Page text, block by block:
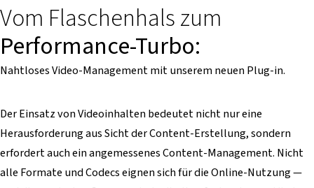
Vom Flaschenhals zum
Performance-Turbo:
Nahtloses Video-Management mit unserem neuen Plug-in.
Der Einsatz von Videoinhalten bedeutet nicht nur eine
Herausforderung aus Sicht der Content-Erstellung, sondern
erfordert auch ein angemessenes Content-Management. Nicht
alle Formate und Codecs eignen sich für die Online-Nutzung —